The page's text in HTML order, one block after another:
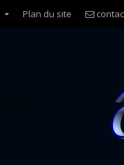
Plan du site